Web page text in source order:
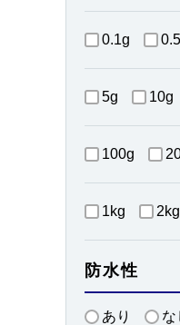
0.1g
5g 10g
100g
1kg 2kg
防水性
あり な